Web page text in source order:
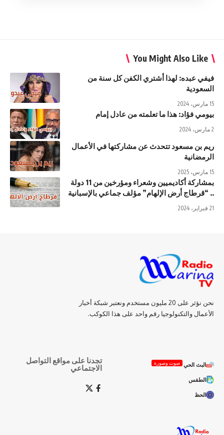
You Might Also Like
فيفي عبده: لهذا أشتري الكفن كل سنة من
السعودية
15 مارس، 2024
بيومي فؤاد: هذا ما تعلمته من عادل إمام
2 مارس، 2024
ريم بن مسعود تتحدث عن مشاركتها في الأعمال
الرمضانية
15 مارس، 2025
بمشاركة أكاديميين وشعراء ومؤرخين من 11 دولة
.. “قرطاج أرض الإلهام” مؤلف جماعي بالإسبانية
21 فبراير، 2024
نحن نؤثر على 20 مليون مستخدم ونعتبر شبكة أخبار
الأعمال والتكنولوجيا رقم واحد على هذا الكوكب.
البث الحي صوت وصورة
الطقس
الحظ
تجدنا على مواقع التواصل
الاجتماعي